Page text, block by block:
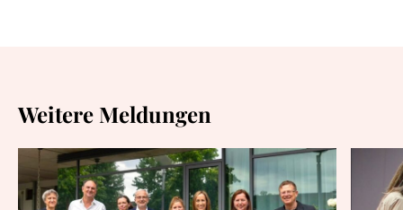
Weitere Meldungen